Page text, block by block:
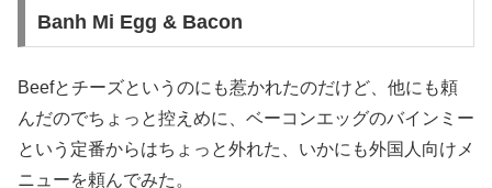
Banh Mi Egg & Bacon
Beefとチーズというのにも惹かれたのだけど、他にも頼
んだのでちょっと控えめに、ベーコンエッグのバインミー
という定番からはちょっと外れた、いかにも外国人向けメ
ニューを頼んでみた。